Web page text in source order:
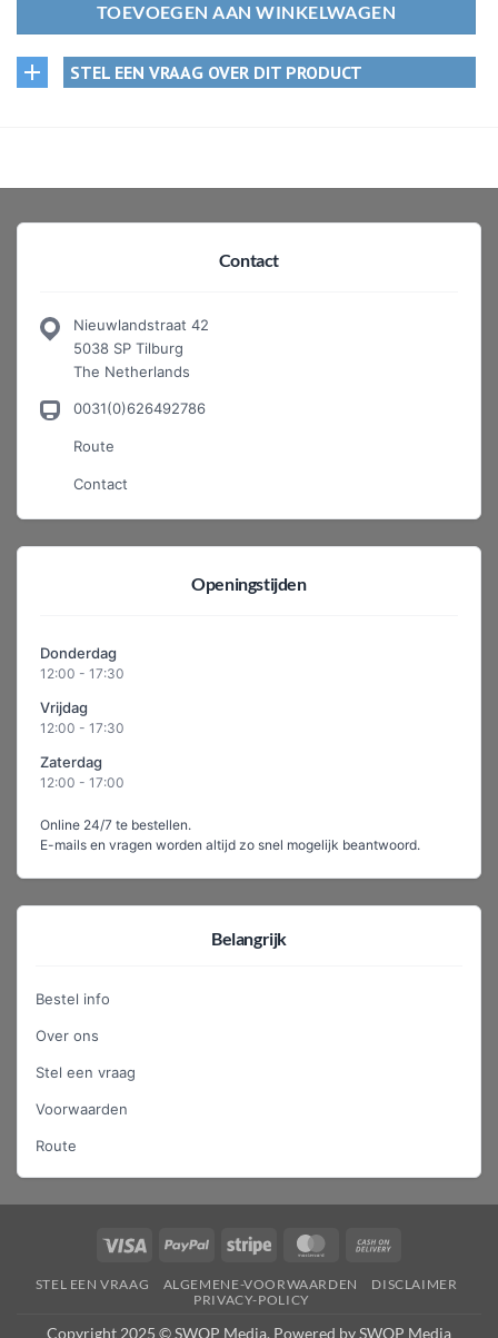
TOEVOEGEN AAN WINKELWAGEN
STEL EEN VRAAG OVER DIT PRODUCT
Contact
Nieuwlandstraat 42
5038 SP Tilburg
The Netherlands
0031(0)626492786
Route
Contact
Openingstijden
Donderdag
12:00 - 17:30
Vrijdag
12:00 - 17:30
Zaterdag
12:00 - 17:00
Online 24/7 te bestellen.
E-mails en vragen worden altijd zo snel mogelijk beantwoord.
Belangrijk
Bestel info
Over ons
Stel een vraag
Voorwaarden
Route
Visa PayPal Stripe MasterCard
Delivery
STEL EEN VRAAG ALGEMENE-VOORWAARDEN
DISCLAIMER
PRIVACY-POLICY
Copyright 2025 © SWOP Media. Powered by SWOP Media